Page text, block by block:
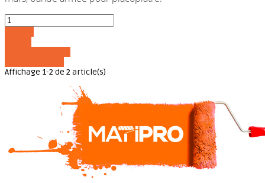
Affichage 1-2 de 2 article(s)